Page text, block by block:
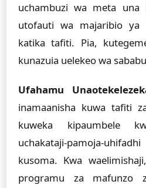
uchambuzi wa meta una
utofauti wa majaribio ya
katika tafiti. Pia,
kunazuia uelekeo wa
Ufahamu
inamaanisha kuwa tafiti
kuweka kipaumbele
uchakataji-pamoja-
kusoma. Kwa
programu za mafunzo